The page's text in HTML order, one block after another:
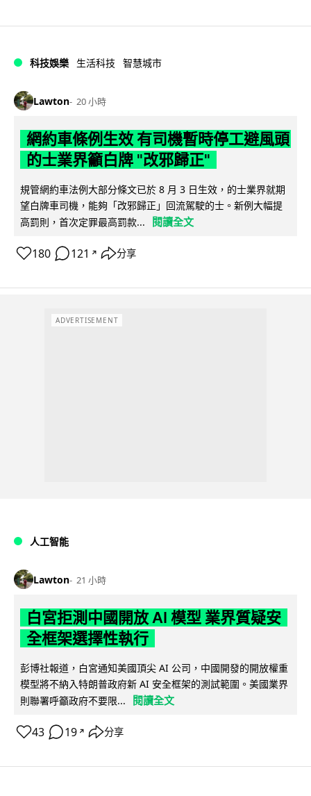
科技娛樂 生活科技 智慧城市
Lawton 20 小時
網約車條例生效 有司機暫時停工避風頭
的士業界籲白牌 "改邪歸正"
規管網約車法例大部分條文已於 8 月 3 日生效，的士業界就期
望白牌車司機，能夠「改邪歸正」回流駕駛的士。新例大幅提
高罰則，首次定罪最高罰款...
閱讀全文
180 121 ↗ 分享
ADVERTISEMENT
人工智能
Lawton 21 小時
白宮拒測中國開放 AI 模型 業界質疑安
全框架選擇性執行
彭博社報道，白宮通知美國頂尖 AI 公司，中國開發的開放權重
模型將不納入特朗普政府新 AI 安全框架的測試範圍。美國業界
則聯署呼籲政府不要限...
閱讀全文
43 19 ↗ 分享